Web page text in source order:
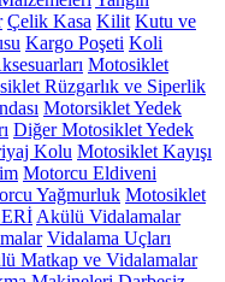
Çelik Kasa Kilit Kutu ve
Kargo Poşeti Koli
Motosiklet
Rüzgarlık ve Siperlik
Motorsiklet Yedek
Diğer Motosiklet Yedek
Kolu Motosiklet Kayışı
Motorcu Eldiveni
Yağmurluk Motosiklet
Akülü Vidalamalar
Vidalama Uçları
Matkap ve Vidalamalar